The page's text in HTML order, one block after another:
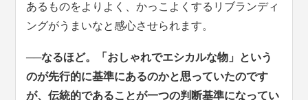
あるものをよりよく、かっこよくするリブランディ
ングがうまいなと感心させられます。
──なるほど。「おしゃれでエシカルな物」という
のが先行的に基準にあるのかと思っていたのです
が、伝統的であることが一つの判断基準になってい